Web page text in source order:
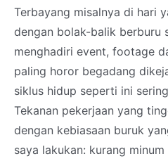
Terbayang misalnya di hari
dengan bolak-balik berburu
menghadiri event, footage
paling horor begadang
siklus hidup seperti ini
Tekanan pekerjaan yang
dengan kebiasaan buruk
saya lakukan: kurang